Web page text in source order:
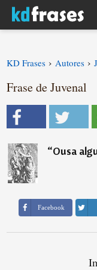
KD Frases › Autores ›
Frase de Juvenal
“Ousa
Facebook